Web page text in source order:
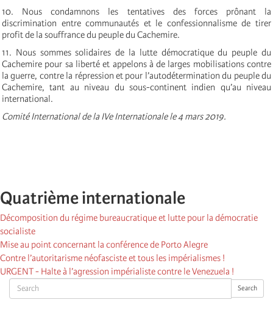
Search Search
10. Nous condamnons les tentatives des forces prônant la
discrimination entre communautés et le confessionnalisme de tirer
profit de la souffrance du peuple du Cachemire.
11. Nous sommes solidaires de la lutte démocratique du peuple du
Cachemire pour sa liberté et appelons à de larges mobilisations contre
la guerre, contre la répression et pour l’autodétermination du peuple du
Cachemire, tant au niveau du sous-continent indien qu’au niveau
international.
Comité International de la IVe Internationale le 4 mars 2019.
Quatrième internationale
Décomposition du régime bureaucratique et lutte pour la démocratie
socialiste
Mise au point concernant la conférence de Porto Alegre
Contre l’autoritarisme néofasciste et tous les impérialismes !
URGENT - Halte à l’agression impérialiste contre le Venezuela !